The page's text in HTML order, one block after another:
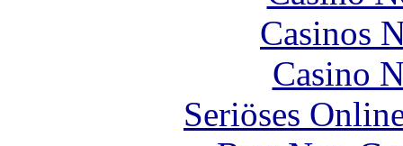
Casinos
Casino
Seriöses